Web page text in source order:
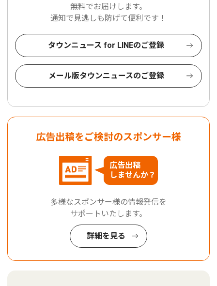
無料でお届けします。
通知で見逃しも防げて便利です！
タウンニュース for LINEのご登録
メール版タウンニュースのご登録
広告出稿をご検討のスポンサー様
広告出稿
しませんか？
多様なスポンサー様の情報発信を
サポートいたします。
詳細を見る